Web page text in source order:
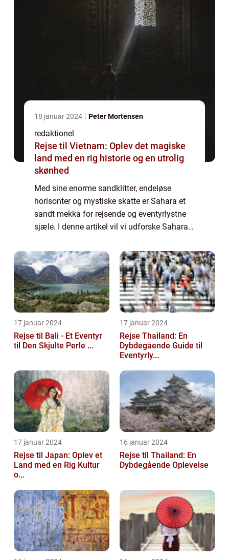
18 januar 2024 Peter Mortensen
redaktionel
Rejse til Vietnam: Oplev det magiske
land med en rig historie og en utrolig
skønhed
Med sine enorme sandklitter, endeløse
horisonter og mystiske skatte er Sahara et
sandt mekka for rejsende og eventyrlystne
sjæle. I denne artikel vil vi udforske Sahara i
dens historie og kultur, og give dig...
17 januar 2024
Rejse til Bali - Et Eventyr
til Den Skjulte Perle ...
17 januar 2024
Rejse Thailand: En
Dybdegående Guide til
Eventyrly...
17 januar 2024
Rejse til Japan: Oplev et
Land med en Rig Kultur
o...
16 januar 2024
Rejse til Thailand: En
Dybdegående Oplevelse